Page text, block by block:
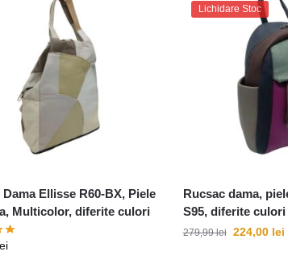
Dama Ellisse R60-BX, Piele
Multicolor, diferite culori
Lichidare Stoc
Rucsac dama,
S95, diferite culori
279,99lei 224,00 lei